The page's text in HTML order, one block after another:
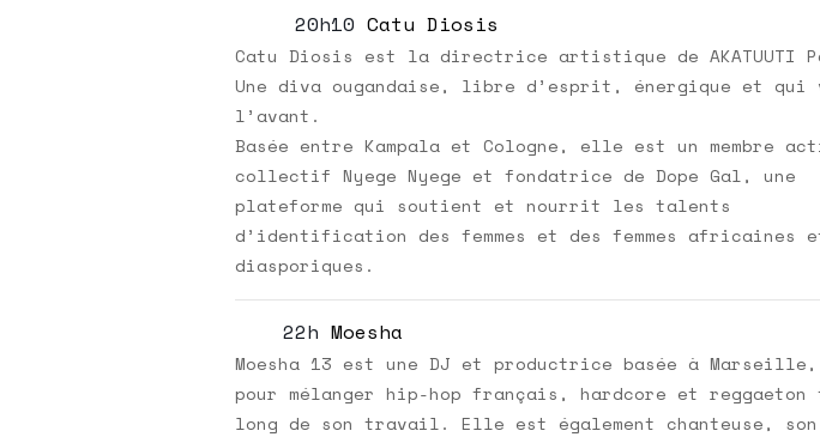
20h10 Catu Diosis
Catu Diosis est la directrice artistique de AKATUUTI
Une diva ougandaise, libre d’esprit, énergique et qui
l’avant.
Basée entre Kampala et Cologne, elle est un membre
collectif Nyege Nyege et fondatrice de Dope Gal, une
plateforme qui soutient et nourrit les talents
d’identification des femmes et des femmes africaines
diasporiques.
22h Moesha
Moesha 13 est une DJ et productrice basée à Marseille,
pour mélanger hip-hop français, hardcore et reggaeton
long de son travail. Elle est également chanteuse, son